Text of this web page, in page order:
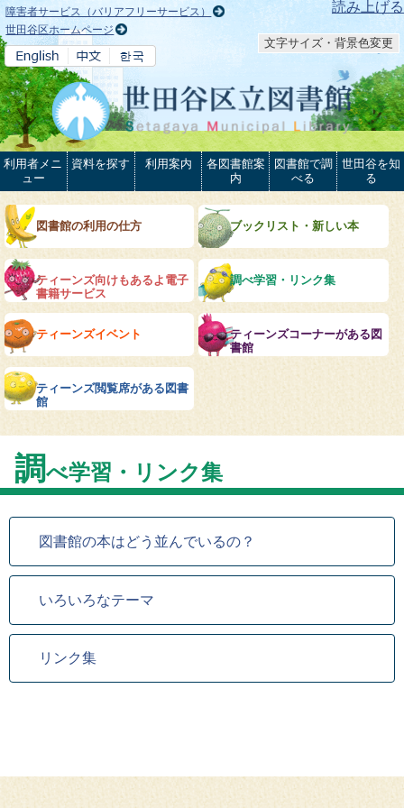
本文へ 読み上げる
障害者サービス（バリアフリーサービス）
世田谷区ホームページ
文字サイズ・背景色変更
利用者メニ
ュー
資料を探す 利用案内
各図書館案
内
図書館で調
べる
世田谷を知
る
調べ学習・リンク集
図書館の本はどう並んでいるの？
いろいろなテーマ
リンク集
図書館の利用の仕方 ブックリスト・新しい本
ティーンズ向けもあるよ電子
書籍サービス
調べ学習・リンク集
ティーンズイベント
ティーンズコーナーがある図
書館
ティーンズ閲覧席がある図書
館